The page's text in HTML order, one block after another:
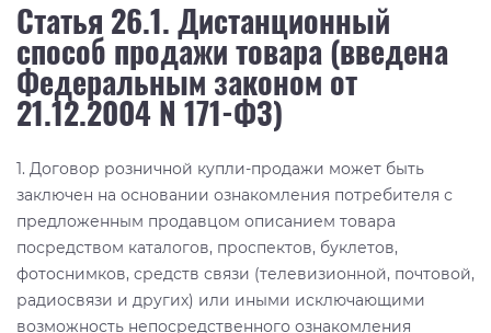
Статья 26.1. Дистанционный
способ продажи товара (введена
Федеральным законом от
21.12.2004 N 171-ФЗ)
1. Договор розничной купли-продажи может быть
заключен на основании ознакомления потребителя с
предложенным продавцом описанием товара
посредством каталогов, проспектов, буклетов,
фотоснимков, средств связи (телевизионной, почтовой,
радиосвязи и других) или иными исключающими
возможность непосредственного ознакомления